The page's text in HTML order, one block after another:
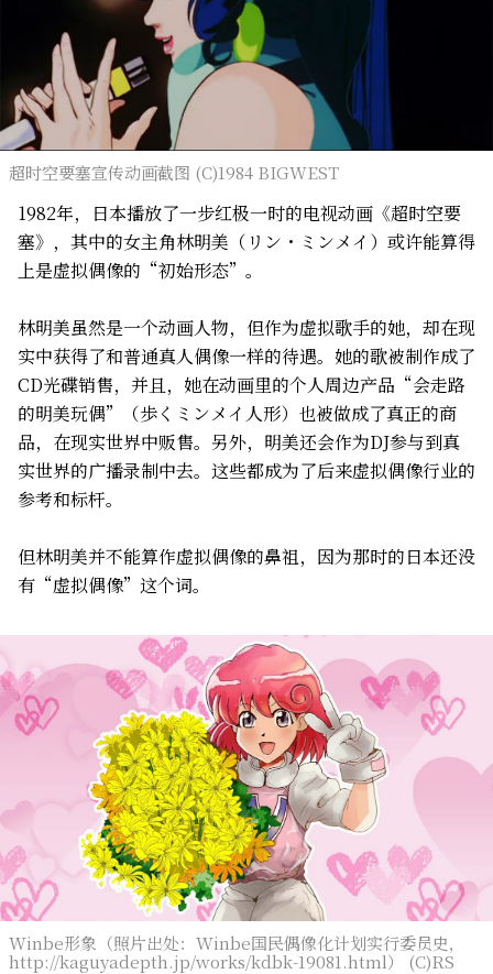
超时空要塞宣传动画截图 (C)1984 BIGWEST
1982年，日本播放了一步红极一时的电视动画《超时空要
塞》，其中的女主角林明美（リン・ミンメイ）或许能算得
上是虚拟偶像的“初始形态”。
林明美虽然是一个动画人物，但作为虚拟歌手的她，却在现
实中获得了和普通真人偶像一样的待遇。她的歌被制作成了
CD光碟销售，并且，她在动画里的个人周边产品“会走路
的明美玩偶”（歩くミンメイ人形）也被做成了真正的商
品，在现实世界中贩售。另外，明美还会作为DJ参与到真
实世界的广播录制中去。这些都成为了后来虚拟偶像行业的
参考和标杆。
但林明美并不能算作虚拟偶像的鼻祖，因为那时的日本还没
有“虚拟偶像”这个词。
Winbe形象（照片出处：Winbe国民偶像化计划实行委员史，
http://kaguyadepth.jp/works/kdbk-19081.html） (C)RS